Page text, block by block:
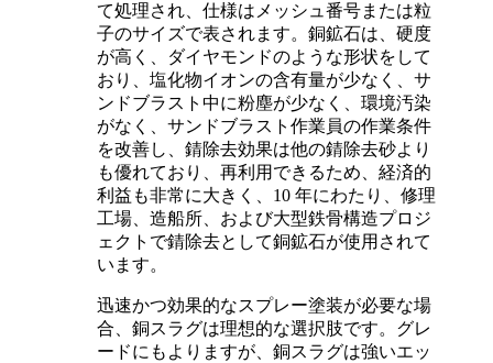
て処理され、仕様はメッシュ番号または粒
子のサイズで表されます。銅鉱石は、硬度
が高く、ダイヤモンドのような形状をして
おり、塩化物イオンの含有量が少なく、サ
ンドブラスト中に粉塵が少なく、環境汚染
がなく、サンドブラスト作業員の作業条件
を改善し、錆除去効果は他の錆除去砂より
も優れており、再利用できるため、経済的
利益も非常に大きく、10 年にわたり、修理
工場、造船所、および大型鉄骨構造プロジ
ェクトで錆除去として銅鉱石が使用されて
います。
迅速かつ効果的なスプレー塗装が必要な場
合、銅スラグは理想的な選択肢です。グレ
ードにもよりますが、銅スラグは強いエッ